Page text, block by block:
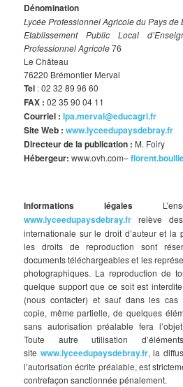
Dénomination
Lycée Professionnel Agricole du Pays de
Etablissement Public Local
Professionnel Agricole76
Le Château
76220 Brémontier Merval
Tel : 02 32 89 96 60
FAX : 02 35 90 04 11
Courriel :lpa.merval@educagri.fr
Site Web :www.lyceedupaysdebray.fr
Directeur de la publication : M. Foiry
Hébergeur:www.ovh.com–
Informations légales
www.lyceedupaysdebray.fr relève
internationale sur le droit d’auteur et la
les droits de reproduction sont
documents téléchargeables et les
photographiques. La reproduction de
quelque support que ce soit est
(nous contacter) et sauf dans les cas
copie, même partielle, de quelques
sans autorisation préalable fera
Toute autre utilisation
site www.lyceedupaysdebray.fr, la
l’autorisation écrite préalable, est
contrefaçon sanctionnée pénalement.